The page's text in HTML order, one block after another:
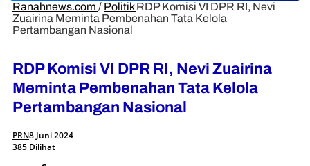
Ranahnews.com / Politik RDP Komisi VI DPR RI, Nevi
Zuairina Meminta Pembenahan Tata Kelola
Pertambangan Nasional
RDP Komisi VI DPR RI, Nevi Zuairina
Meminta Pembenahan Tata Kelola
Pertambangan Nasional
PRN8 Juni 2024
385 Dilihat